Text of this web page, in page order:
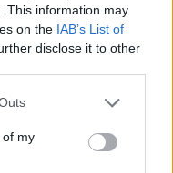
This information may
on the IAB’s List of
disclose it to other
of my